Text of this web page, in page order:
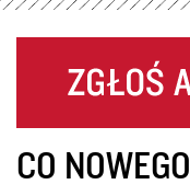
CO